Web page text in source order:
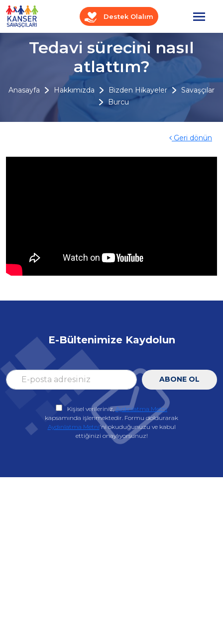
Destek Olalım
Tedavi sürecini nasıl
atlattım?
Anasayfa Hakkımızda Bizden Hikayeler
Savaşçılar
Burcu
Geri dönün
E-Bültenimize Kaydolun
ABONE OL
Kişisel verileriniz,Aydınlatma Metni
kapsamında işlenmektedir. Formu doldurarak
Aydınlatma Metni'ni okuduğunuzu ve kabul
ettiğinizi onaylıyorsunuz!